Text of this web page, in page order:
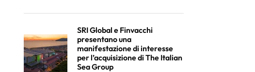
SRI Global e Finvacchi
presentano una
manifestazione di interesse
per l’acquisizione di The Italian
Sea Group